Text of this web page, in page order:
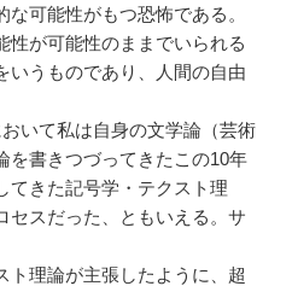
可能性がもつ恐怖である。
性が可能性のままでいられる
いうものであり、人間の自由
いて私は自身の文学論（芸術
を書きつづってきたこの10年
てきた記号学・テクスト理
セスだった、ともいえる。サ
理論が主張したように、超